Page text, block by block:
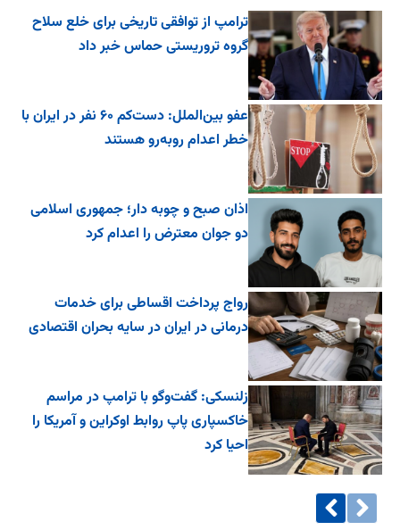
ترامپ از توافقی تاریخی برای خلع ‌سلاح
گروه تروریستی حماس خبر داد
عفو بین‌الملل: دست‌کم ۶۰ نفر در ایران با
خطر اعدام روبه‌رو هستند
اذان صبح و چوبه دار؛ جمهوری اسلامی
دو جوان معترض را اعدام کرد
رواج پرداخت اقساطی برای خدمات
درمانی در ایران در سایه بحران اقتصادی
زلنسکی: گفت‌وگو با ترامپ در مراسم
خاکسپاری پاپ روابط اوکراین و آمریکا را
احیا کرد